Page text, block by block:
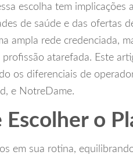
escolha tem implicações
de saúde e das ofertas
ampla rede credenciada,
atarefada. Este
os diferenciais de
e NotreDame.
o
em sua rotina,